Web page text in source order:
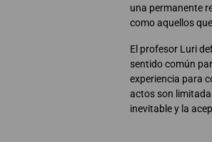
una permanente
como aquellos
El profesor Luri
sentido común
experiencia para
actos son
inevitable y la